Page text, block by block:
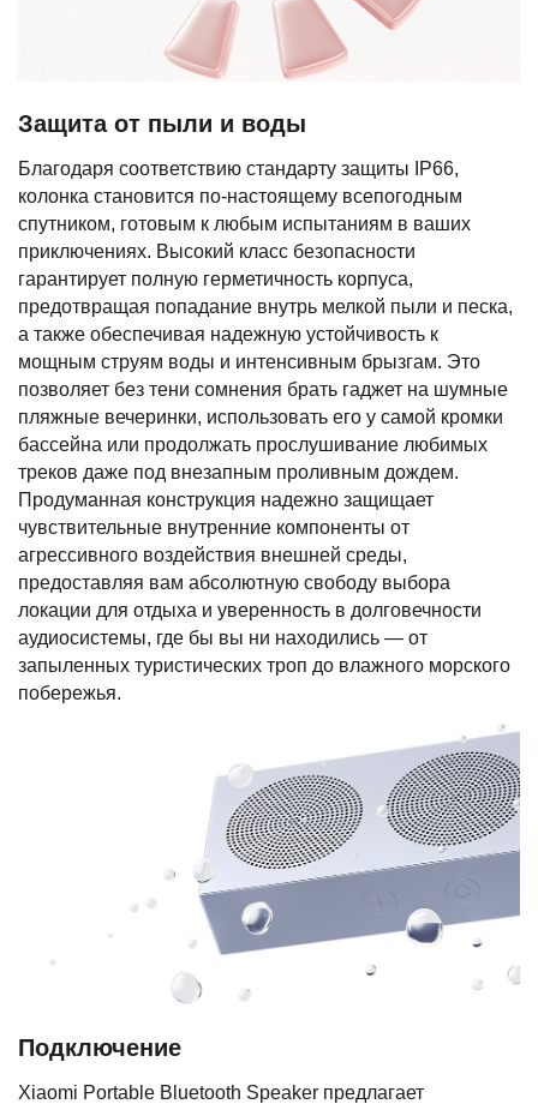
Защита от пыли и воды
Благодаря соответствию стандарту защиты IP66,
колонка становится по-настоящему всепогодным
спутником, готовым к любым испытаниям в ваших
приключениях. Высокий класс безопасности
гарантирует полную герметичность корпуса,
предотвращая попадание внутрь мелкой пыли и песка,
а также обеспечивая надежную устойчивость к
мощным струям воды и интенсивным брызгам. Это
позволяет без тени сомнения брать гаджет на шумные
пляжные вечеринки, использовать его у самой кромки
бассейна или продолжать прослушивание любимых
треков даже под внезапным проливным дождем.
Продуманная конструкция надежно защищает
чувствительные внутренние компоненты от
агрессивного воздействия внешней среды,
предоставляя вам абсолютную свободу выбора
локации для отдыха и уверенность в долговечности
аудиосистемы, где бы вы ни находились — от
запыленных туристических троп до влажного морского
побережья.
Подключение
Xiaomi Portable Bluetooth Speaker предлагает